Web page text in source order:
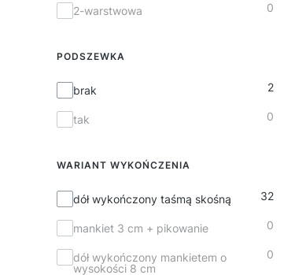
2-warstwowa 0
PODSZEWKA
Podszewka
brak 2
tak 0
WARIANT WYKOŃCZENIA
Wariant wykończenia
dół wykończony taśmą skośną 32
mankiet 3 cm + pikowanie 0
dół wykończony mankietem o
wysokości 8 cm
0